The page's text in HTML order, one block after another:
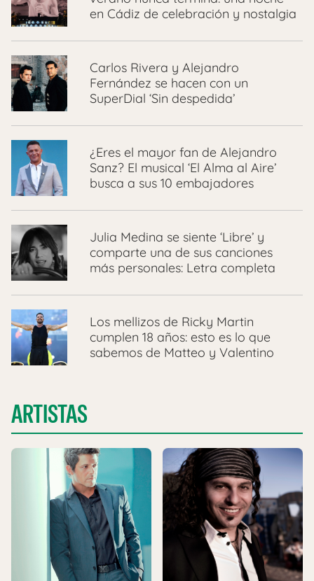
en Cádiz de celebración y nostalgia
Carlos Rivera y Alejandro
Fernández se hacen con un
SuperDial ‘Sin despedida’
¿Eres el mayor fan de Alejandro
Sanz? El musical ‘El Alma al Aire’
busca a sus 10 embajadores
Julia Medina se siente ‘Libre’ y
comparte una de sus canciones
más personales: Letra completa
Los mellizos de Ricky Martin
cumplen 18 años: esto es lo que
sabemos de Matteo y Valentino
ARTISTAS